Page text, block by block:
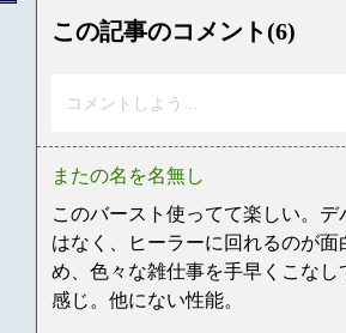
この記事のコメント(6)
コメントしよう...
またの名を名無し
このバースト使ってて楽しい。
はなく、ヒーラーに回れるのが
め、色々な雑仕事を手早くこな
感じ。他にない性能。